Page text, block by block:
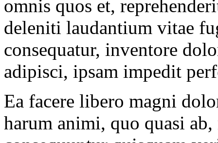
omnis quos et,
deleniti laudantium vitae
consequatur, inventore
adipisci, ipsam impedit
Ea facere libero magni
harum animi, quo quasi